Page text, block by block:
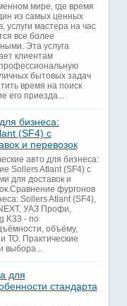
мире, где время
из самых ценных
услуги мастера на час
все более
Эта услуга
клиентам
бытовых задач
время на поиск
его приезда...
бизнеса:
(SF4) с
и перевозок
авто для бизнеса:
Sollers Atlant (SF4) с
для доставок и
фургонов
Sollers Atlant (SF4),
УАЗ Профи,
K33 - по
объёму,
ТО. Практические
выбора...
для
стандарта